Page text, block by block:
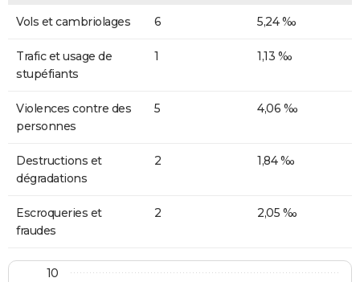
Vols et cambriolages 6 5,24 ‰
Trafic et usage de
stupéfiants
1 1,13 ‰
Violences contre des
personnes
5 4,06 ‰
Destructions et
dégradations
2 1,84 ‰
Escroqueries et
fraudes
2 2,05 ‰
10